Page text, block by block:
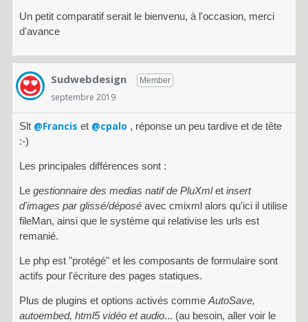
Un petit comparatif serait le bienvenu, à l'occasion, merci
d'avance
Sudwebdesign Member
septembre 2019
Slt @Francis et @cpalo , réponse un peu tardive et de tête
:-)
Les principales différences sont :
Le gestionnaire des medias natif de PluXmlet insert
d'images par glissé/déposé avec cmixml alors qu'ici il utilise
fileMan, ainsi que le système qui relativise les urls est
remanié.
Le php est "protégé" et les composants de formulaire sont
actifs pour l'écriture des pages statiques.
Plus de plugins et options activés comme AutoSave,
autoembed, html5 vidéo et audio... (au besoin, aller voir le